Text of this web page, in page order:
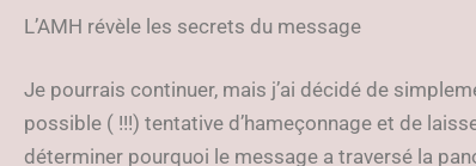
L’AMH révèle les secrets du message
Je pourrais continuer, mais j’ai décidé de
possible ( !!!) tentative d’hameçonnage et de
déterminer pourquoi le message a traversé la